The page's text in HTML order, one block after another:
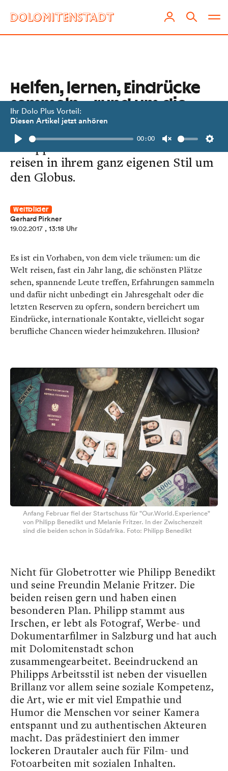
Ihr Dolo Plus Vorteil:
Diesen Artikel jetzt anhören
Play
00:00
Unmute
Helfen, lernen, Eindrücke
sammeln – rund um die
Welt
Philipp Benedikt und Melanie Fritzer
reisen in ihrem ganz eigenen Stil um
den Globus.
Weltbilder
Gerhard Pirkner
19.02.2017 , 13:18 Uhr
Es ist ein Vorhaben, von dem viele träumen: um die
Welt reisen, fast ein Jahr lang, die schönsten Plätze
sehen, spannende Leute treffen, Erfahrungen sammeln
und dafür nicht unbedingt ein Jahresgehalt oder die
letzten Reserven zu opfern, sondern bereichert um
Eindrücke, internationale Kontakte, vielleicht sogar
berufliche Chancen wieder heimzukehren. Illusion?
Anfang Februar fiel der Startschuss für "Our.World.Experience"
von Philipp Benedikt und Melanie Fritzer. In der Zwischenzeit
sind die beiden schon in Südafrika. Foto: Philipp Benedikt
Nicht für Globetrotter wie Philipp Benedikt
und seine Freundin Melanie Fritzer. Die
beiden reisen gern und haben einen
besonderen Plan. Philipp stammt aus
Irschen, er lebt als Fotograf, Werbe- und
Dokumentarfilmer in Salzburg und hat auch
mit Dolomitenstadt schon
zusammengearbeitet. Beeindruckend an
Philipps Arbeitsstil ist neben der visuellen
Brillanz vor allem seine soziale Kompetenz,
die Art, wie er mit viel Empathie und
Humor die Menschen vor seiner Kamera
entspannt und zu authentischen Akteuren
macht. Das prädestiniert den immer
lockeren Drautaler auch für Film- und
Fotoarbeiten mit sozialen Inhalten.